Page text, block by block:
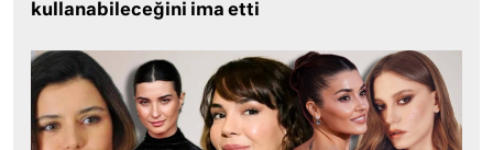
kullanabileceğini ima etti